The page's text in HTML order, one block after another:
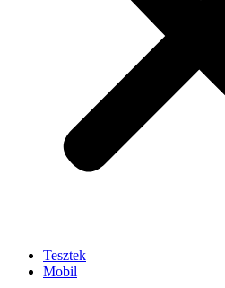
Tesztek
Mobil